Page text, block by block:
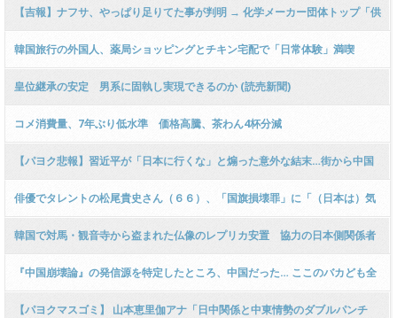
ｗｗｗｗｗｗｗｗｗ
て」コメの増産を促す
【吉報】ナフサ、やっぱり足りてた事が判明 → 化学メーカー団体トップ「供
給量は十分！目詰まり解消には過剰発注に対処するしかない！」→ ﾈｯﾄ「買
い占め誘導メディアのせい…」
韓国旅行の外国人、薬局ショッピングとチキン宅配で「日常体験」満喫
皇位継承の安定 男系に固執し実現できるのか (読売新聞)
コメ消費量、7年ぶり低水準 価格高騰、茶わん4杯分減
【パヨク悲報】習近平が「日本に行くな」と煽った意外な結末…街から中国
人が消えて分かった「日本の観光業」の知られざる強さ
俳優でタレントの松尾貴史さん（６６）、「国旗損壊罪」に「（日本は）気
持ちの悪い国になりつつある！」 → ｗｗｗｗｗｗｗｗｗｗｗｗｗｗｗｗｗｗ
ｗｗ
韓国で対馬・観音寺から盗まれた仏像のレプリカ安置 協力の日本側関係者
表彰 [5/17] [ばーど★]
『中国崩壊論』の発信源を特定したところ、中国だった… ここのバカども全
員乗った模様w
【パヨクマスゴミ】 山本恵里伽アナ「日中関係と中東情勢のダブルパンチ